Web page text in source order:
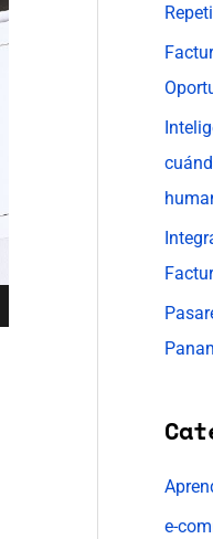
r
:
e-